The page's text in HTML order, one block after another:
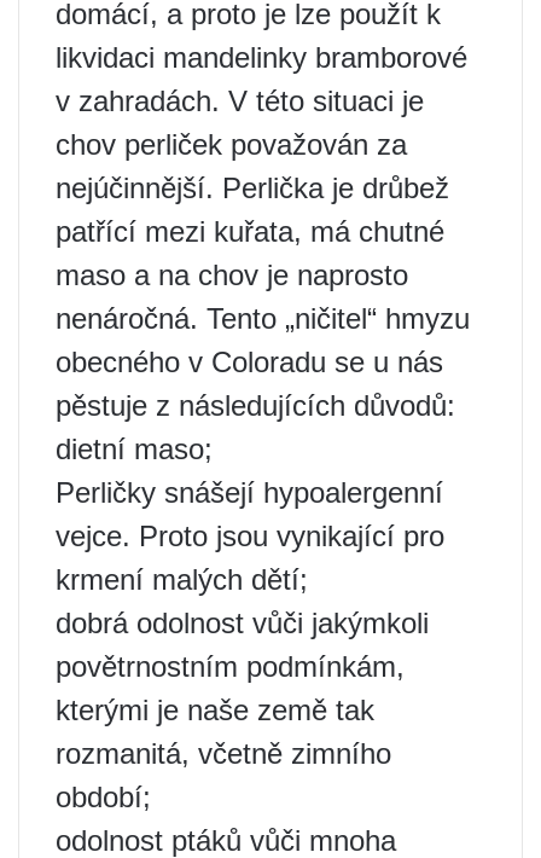
domácí, a proto je lze použít k
likvidaci mandelinky bramborové
v zahradách. V této situaci je
chov perliček považován za
nejúčinnější. Perlička je drůbež
patřící mezi kuřata, má chutné
maso a na chov je naprosto
nenáročná. Tento „ničitel“ hmyzu
obecného v Coloradu se u nás
pěstuje z následujících důvodů:
dietní maso;
Perličky snášejí hypoalergenní
vejce. Proto jsou vynikající pro
krmení malých dětí;
dobrá odolnost vůči jakýmkoli
povětrnostním podmínkám,
kterými je naše země tak
rozmanitá, včetně zimního
období;
odolnost ptáků vůči mnoha